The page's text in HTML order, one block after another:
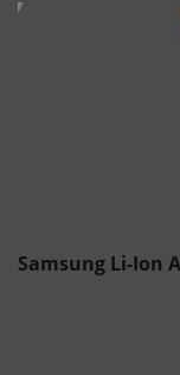
Samsung Li-Ion